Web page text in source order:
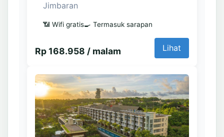
Jimbaran
📶 Wifi gratis🍳 Termasuk sarapan
Rp 168.958 / malam Lihat